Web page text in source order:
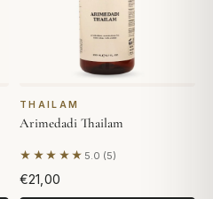
THAILAM
Arimedadi Thailam
★★★★★ 5.0 (5)
Na základě 5 hodnocení
€21,00